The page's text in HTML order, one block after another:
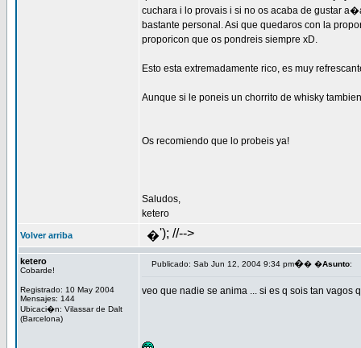
cuchara i lo provais i si no os acaba de gustar
bastante personal. Asi que quedaros con la
proporicon que os pondreis siempre xD.
Esto esta extremadamente rico, es muy
Aunque si le poneis un chorrito de whisky
Os recomiendo que lo probeis ya!
Saludos,
ketero
Volver arriba �'); //-->
ketero
Cobarde!
Registrado: 10 May 2004
Mensajes: 144
Ubicaci�n: Vilassar de Dalt
(Barcelona)
Publicado: Sab Jun 12, 2004 9:34 pm�� �Asunto:
veo que nadie se anima ... si es q sois tan